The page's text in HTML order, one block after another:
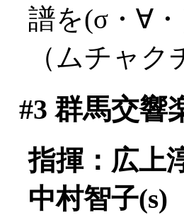
譜を(σ・∀
（ムチャ
#3 群馬交響
指揮：広上
中村智子(s)